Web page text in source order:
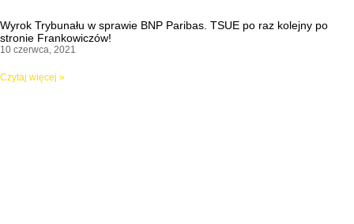
Wyrok Trybunału w sprawie BNP Paribas. TSUE po raz kolejny po
stronie Frankowiczów!
10 czerwca, 2021
Czytaj więcej »